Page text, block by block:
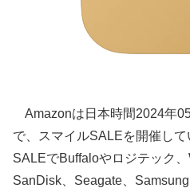
Amazonは日本時間2024年
で、スマイルSALEを開催し
SALEでBuffaloやロジテック、
SanDisk、Seagate、